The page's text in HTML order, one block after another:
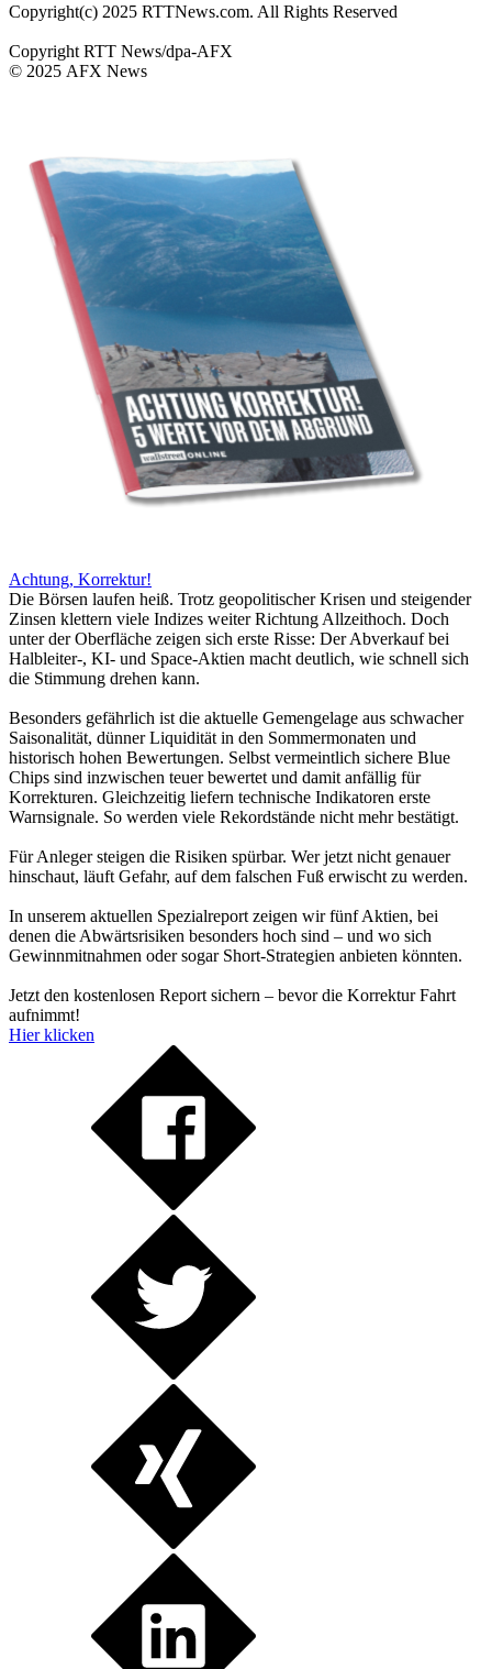
Copyright(c) 2025 RTTNews.com. All Rights Reserved
Copyright RTT News/dpa-AFX
© 2025 AFX News
Achtung, Korrektur!
Die Börsen laufen heiß. Trotz geopolitischer Krisen und steigender
Zinsen klettern viele Indizes weiter Richtung Allzeithoch. Doch
unter der Oberfläche zeigen sich erste Risse: Der Abverkauf bei
Halbleiter-, KI- und Space-Aktien macht deutlich, wie schnell sich
die Stimmung drehen kann.
Besonders gefährlich ist die aktuelle Gemengelage aus schwacher
Saisonalität, dünner Liquidität in den Sommermonaten und
historisch hohen Bewertungen. Selbst vermeintlich sichere Blue
Chips sind inzwischen teuer bewertet und damit anfällig für
Korrekturen. Gleichzeitig liefern technische Indikatoren erste
Warnsignale. So werden viele Rekordstände nicht mehr bestätigt.
Für Anleger steigen die Risiken spürbar. Wer jetzt nicht genauer
hinschaut, läuft Gefahr, auf dem falschen Fuß erwischt zu werden.
In unserem aktuellen Spezialreport zeigen wir fünf Aktien, bei
denen die Abwärtsrisiken besonders hoch sind – und wo sich
Gewinnmitnahmen oder sogar Short-Strategien anbieten könnten.
Jetzt den kostenlosen Report sichern – bevor die Korrektur Fahrt
aufnimmt!
Hier klicken